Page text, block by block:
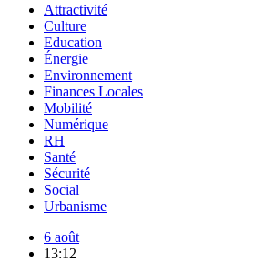
Attractivité
Culture
Education
Énergie
Environnement
Finances Locales
Mobilité
Numérique
RH
Santé
Sécurité
Social
Urbanisme
6 août
13:12